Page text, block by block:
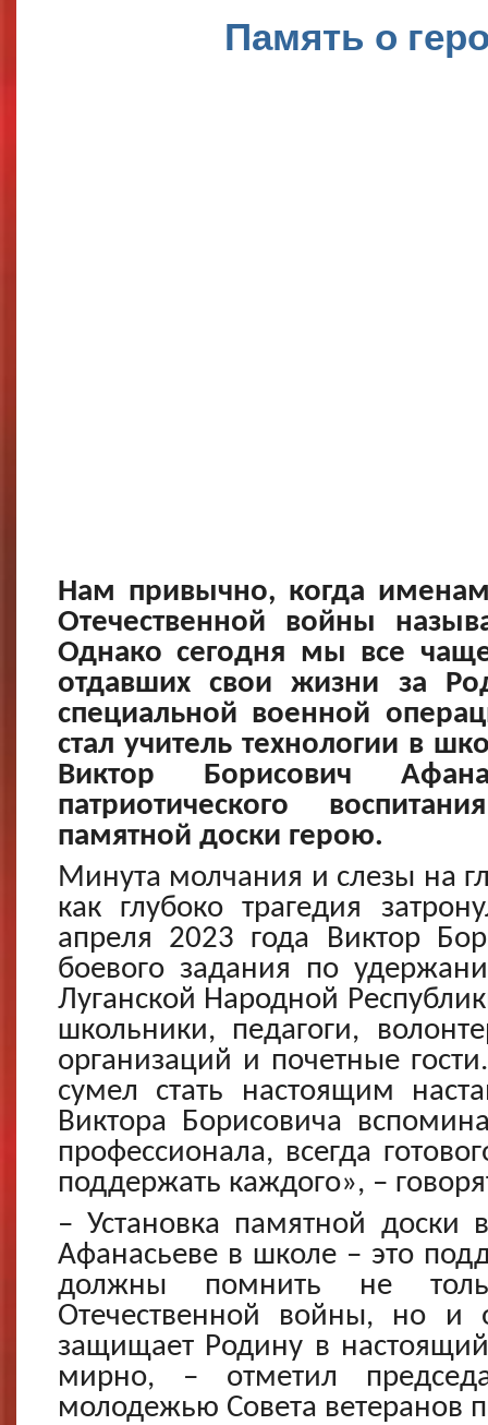
Память о
Нам привычно, когда
Отечественной войны
Однако сегодня мы все
отдавших свои жизни за
специальной военной
стал учитель технологии в
Виктор Борисович
патриотического
памятной доски герою.
Минута молчания и слезы на
как глубоко трагедия
апреля 2023 года Виктор
боевого задания по
Луганской Народной
школьники, педагоги,
организаций и почетные
сумел стать настоящим
Виктора Борисовича
профессионала, всегда
поддержать каждого», –
– Установка памятной доски
Афанасьеве в школе – это
должны помнить не
Отечественной войны, но
защищает Родину в
мирно, – отметил
молодежью Совета ветеранов